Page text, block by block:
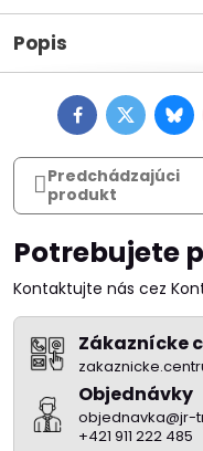
Popis
FacebookTwitter
Predchádzajúci
produkt
Potrebujete
Kontaktujte nás cez
Zákaznícke
Objednávky
objednavka@jr-
+421 911 222 485